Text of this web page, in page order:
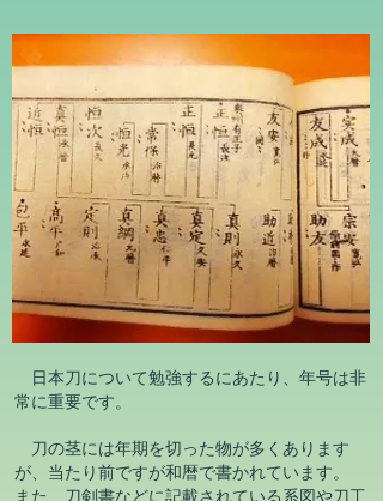
日本刀について勉強するにあたり、年号は非
常に重要です。
刀の茎には年期を切った物が多くあります
が、当たり前ですが和暦で書かれています。
また、刀剣書などに記載されている系図や刀工